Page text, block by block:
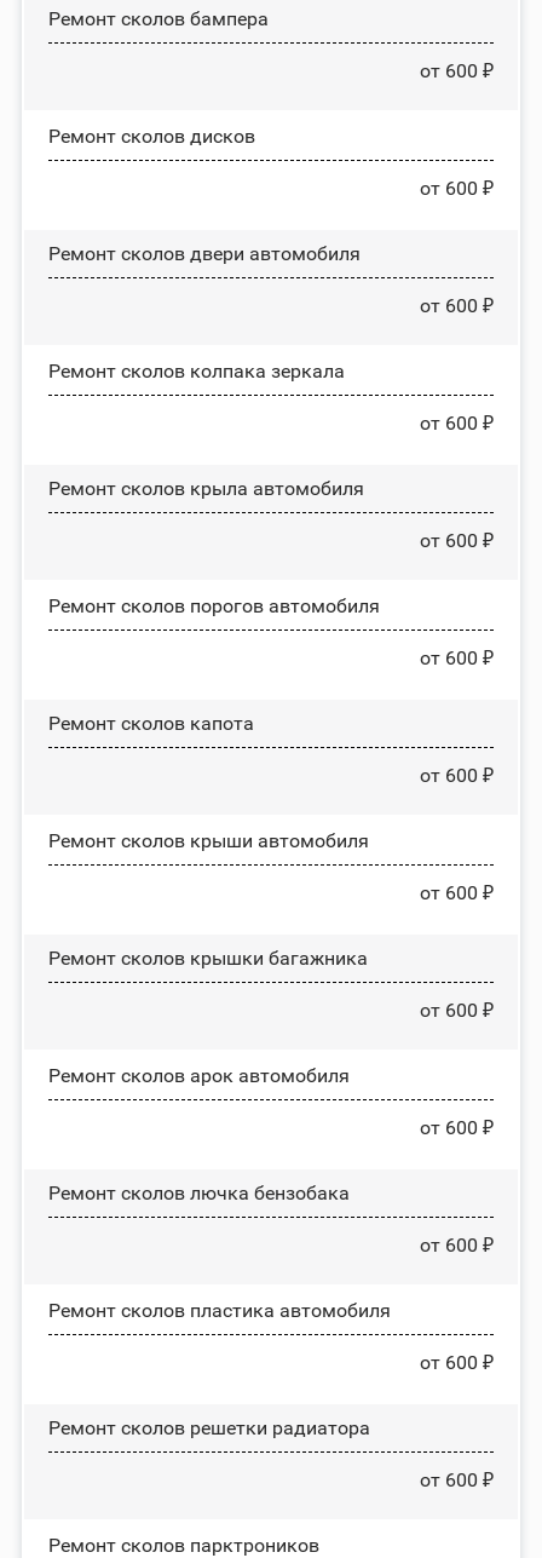
Ремонт сколов бампера
от 600 ₽
Ремонт сколов дисков
от 600 ₽
Ремонт сколов двери автомобиля
от 600 ₽
Ремонт сколов колпака зеркала
от 600 ₽
Ремонт сколов крыла автомобиля
от 600 ₽
Ремонт сколов порогов автомобиля
от 600 ₽
Ремонт сколов капота
от 600 ₽
Ремонт сколов крыши автомобиля
от 600 ₽
Ремонт сколов крышки багажника
от 600 ₽
Ремонт сколов арок автомобиля
от 600 ₽
Ремонт сколов лючка бензобака
от 600 ₽
Ремонт сколов пластика автомобиля
от 600 ₽
Ремонт сколов решетки радиатора
от 600 ₽
Ремонт сколов парктроников